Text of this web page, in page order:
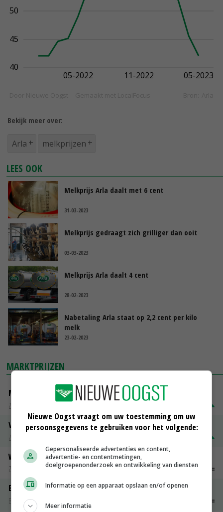
Bekijk meer over:
Arla melkprijzen
LEES OOK
Melkprijs Arla daalt met 6 cent
31-03-2023
Melkprijs gedraagt zich grilliger dan ooit
03-03-2023
Melkprijs Arla daalt 4 cent
28-02-2023
Nabetaling Arla staat op 2,2 cent per kilo
melk
23-02-2023
MARKTPRIJZEN
Magere melkpoeder
Zuivel weekprijzen
Volle melkpoeder
Zuivel weekprijzen
Weipoeder
Zuivel weekprijzen
€ 134,00 € 0,00
Boeren Gouda 12 kg
Boerenkaas
Nieuwe Oogst vraagt om uw toestemming om uw
persoonsgegevens te gebruiken voor het volgende:
Gepersonaliseerde advertenties en content,
advertentie- en contentmetingen,
doelgroepenonderzoek en ontwikkeling van diensten
Informatie op een apparaat opslaan en/of openen
Meer informatie